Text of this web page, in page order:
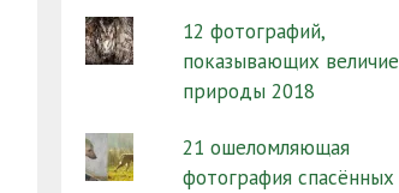
12 фотографий,
показывающих величие
природы 2018
21 ошеломляющая
фотография спасённых